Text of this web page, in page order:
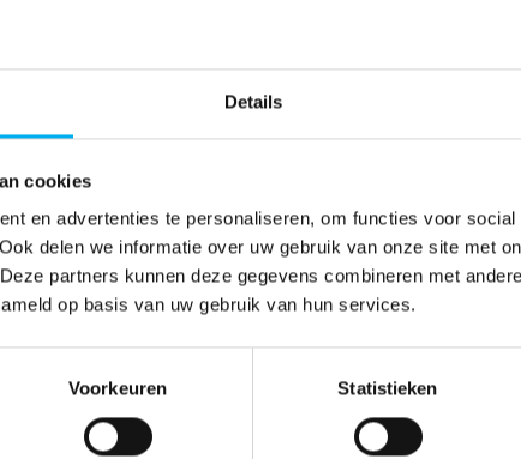
Details
cookies
en advertenties te personaliseren, om functies voor
delen we informatie over uw gebruik van onze site met
partners kunnen deze gegevens combineren met
op basis van uw gebruik van hun services.
Voorkeuren Statistieken
van gemotiveerde vrijwilligers binnen
activiteit zetten. Het gaat om personen
en enthousiasme bundelen om het